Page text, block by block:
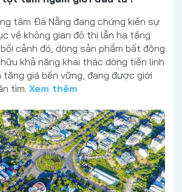
tâm Đà Nẵng đang chứng kiến sự
về không gian đô thị lẫn hạ tầng
cảnh đó, dòng sản phẩm bất động
khả năng khai thác dòng tiền linh
giá bền vững, đang được giới
tìm. Xem thêm